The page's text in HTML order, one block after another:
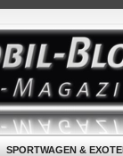
SPORTWAGEN &